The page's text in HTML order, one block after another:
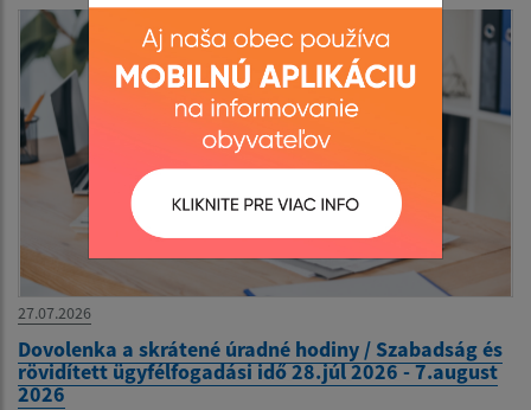
27.07.2026
Dovolenka a skrátené úradné hodiny / Szabadság és
rövidített ügyfélfogadási idő 28.júl 2026 - 7.august
2026